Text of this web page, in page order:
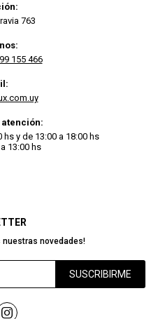
nuestras novedades!
SUSCRIBIRME

763
155 466
hs y de 13:00 a 18:00 hs
13:00 hs